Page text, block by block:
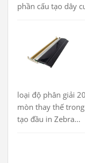
phần cấu tạo dây
loại độ phân giải
mòn thay thế
tạo đầu in Zebra...